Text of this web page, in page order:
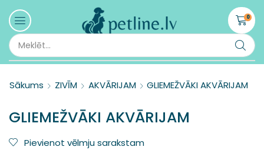
0
Sākums ZIVĪM AKVĀRIJAM GLIEMEŽVĀKI AKVĀRIJAM
GLIEMEŽVĀKI AKVĀRIJAM
Pievienot vēlmju sarakstam